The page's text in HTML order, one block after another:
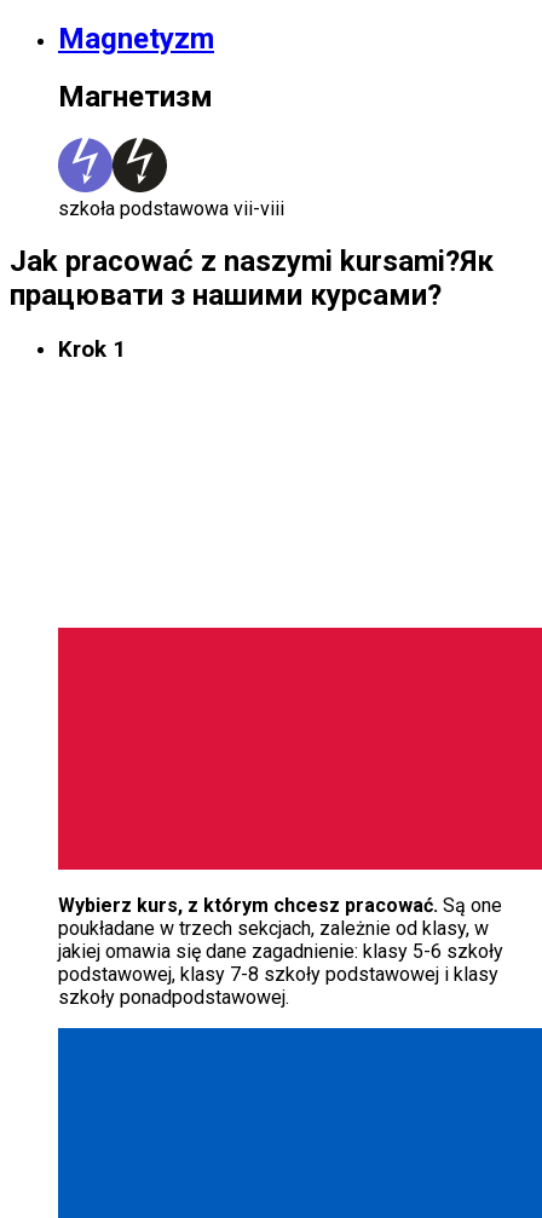
Magnetyzm
Магнетизм
szkoła podstawowa vii-viii
Jak pracować z naszymi kursami?Як
працювати з нашими курсами?
Krok 1
Wybierz kurs, z którym chcesz pracować. Są one
poukładane w trzech sekcjach, zależnie od klasy, w
jakiej omawia się dane zagadnienie: klasy 5-6 szkoły
podstawowej, klasy 7-8 szkoły podstawowej i klasy
szkoły ponadpodstawowej.